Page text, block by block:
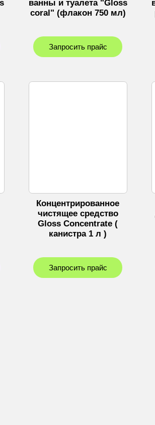
ванны и туалета "Gloss
coral" (флакон 750 мл)
Запросить прайс
Концентрированное
чистящее средство
Gloss Concentrate (
канистра 1 л )
Запросить прайс